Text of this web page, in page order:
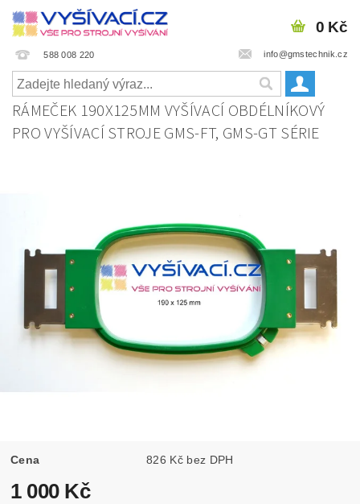
588 008 220 info@gmstechnik.cz
0 Kč
RÁMEČEK 190X125MM VYŠÍVACÍ OBDÉLNÍKOVÝ
PRO VYŠÍVACÍ STROJE GMS-FT, GMS-GT SÉRIE
Cena 826 Kč bez DPH
1 000 Kč